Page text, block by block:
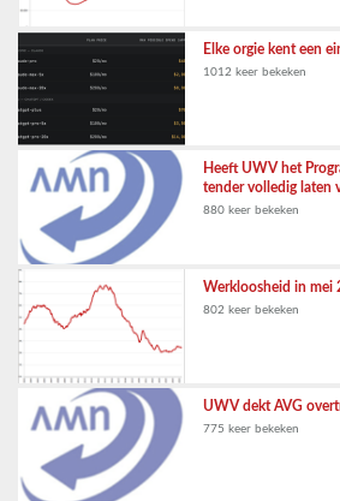
Elke orgie kent een
1012 keer bekeken
Heeft UWV het
tender volledig laten
880 keer bekeken
Werkloosheid in mei
802 keer bekeken
UWV dekt AVG
775 keer bekeken